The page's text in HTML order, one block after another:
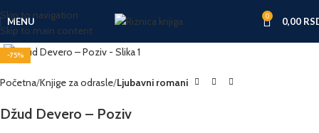
Skip to navigation
Skip to main content
MENU 0 0,00
-75%
Click to enlarge
Početna Knjige za odrasle Ljubavni romani
Džud Devero – Poziv